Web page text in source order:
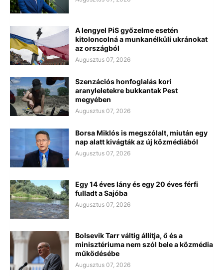
A lengyel PiS győzelme esetén
kitoloncolná a munkanélküli ukránokat
az országból
Augusztus 07, 2026
Szenzációs honfoglalás kori
aranyleletekre bukkantak Pest
megyében
Augusztus 07, 2026
Borsa Miklós is megszólalt, miután egy
nap alatt kivágták az új közmédiából
Augusztus 07, 2026
Egy 14 éves lány és egy 20 éves férfi
fulladt a Sajóba
Augusztus 07, 2026
Bolsevik Tarr váltig állítja, ő és a
minisztériuma nem szól bele a közmédia
működésébe
Augusztus 07, 2026